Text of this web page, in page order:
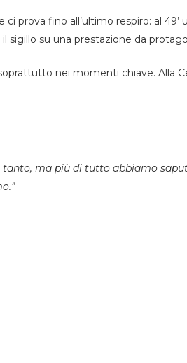
prova fino all’ultimo respiro: al 49’
sigillo su una prestazione da
nei momenti chiave. Alla
tanto, ma più di tutto abbiamo